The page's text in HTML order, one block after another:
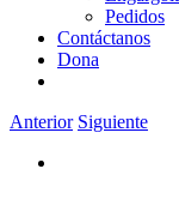
Pedidos
Contáctanos
Dona
Anterior Siguiente